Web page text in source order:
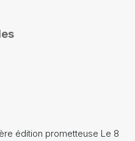
édition prometteuse Le 8